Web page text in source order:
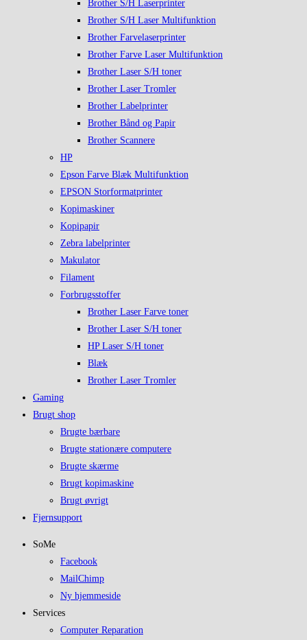
Brother S/H Laserprinter
Brother S/H Laser Multifunktion
Brother Farvelaserprinter
Brother Farve Laser Multifunktion
Brother Laser S/H toner
Brother Laser Tromler
Brother Labelprinter
Brother Bånd og Papir
Brother Scannere
HP
Epson Farve Blæk Multifunktion
EPSON Storformatprinter
Kopimaskiner
Kopipapir
Zebra labelprinter
Makulator
Filament
Forbrugsstoffer
Brother Laser Farve toner
Brother Laser S/H toner
HP Laser S/H toner
Blæk
Brother Laser Tromler
Gaming
Brugt shop
Brugte bærbare
Brugte stationære computere
Brugte skærme
Brugt kopimaskine
Brugt øvrigt
Fjernsupport
SoMe
Facebook
MailChimp
Ny hjemmeside
Services
Computer Reparation